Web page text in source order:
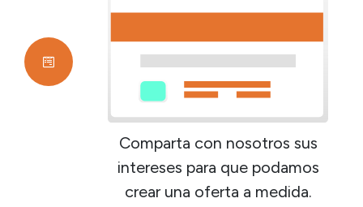
Comparta con nosotros sus
intereses para que podamos
crear una oferta a medida.